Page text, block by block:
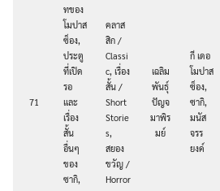
71
ทของ
โมปาส
ซ็อง,
ประตู
ที่เปิด
รอ
และ
เรื่อง
สั้น
อื่นๆ
ของ
ซากิ,
คลาส
สิก /
Classi
c, เรื่อง
สั้น /
Short
Storie
s,
สยอง
ขวัญ /
Horror
เฉลิม
พันธุ์
ปัญจ
มาพิร
มย์
กี เดอ
โมปาส
ซ็อง,
ซากิ,
มนัส
จรร
ยงค์